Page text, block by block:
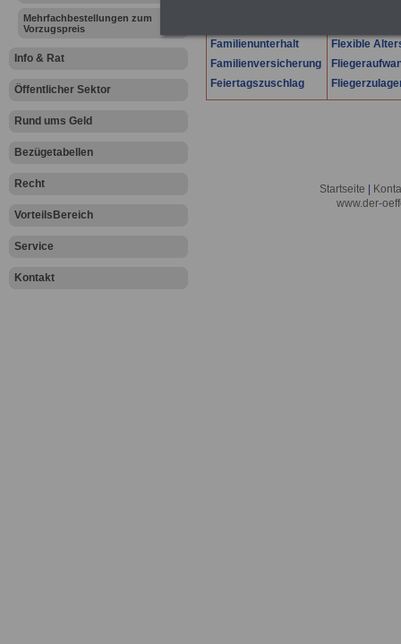
Mehrfachbestellungen zum
Vorzugspreis
Info & Rat
Öffentlicher Sektor
Rund ums Geld
Bezügetabellen
Recht
VorteilsBereich
Service
Kontakt
Familienunterhalt
Familienversicherung
Feiertagszuschlag
Flexible
Startseite
www.der-